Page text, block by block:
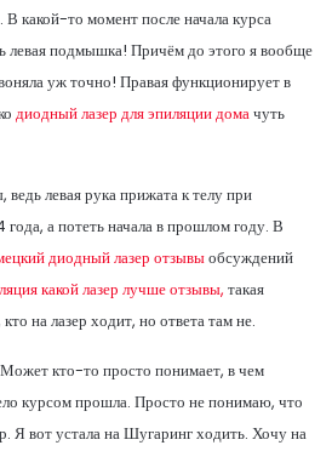
какой-то момент после начала курса
левая подмышка! Причём до этого я вообще
уж точно! Правая функционирует в
диодный лазер для эпиляции домачуть
левая рука прижата к телу при
а потеть начала в прошлом году. В
диодный лазер отзывыобсуждений
какой лазер лучше отзывы, такая
на лазер ходит, но ответа там не.
Может кто-то просто понимает, в чем
курсом прошла. Просто не понимаю, что
Я вот устала на Шугаринг ходить. Хочу на